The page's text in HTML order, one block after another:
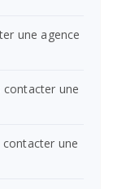
une agence
contacter une
une